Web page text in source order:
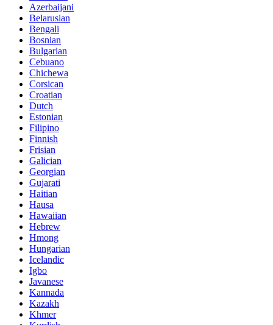
Azerbaijani
Belarusian
Bengali
Bosnian
Bulgarian
Cebuano
Chichewa
Corsican
Croatian
Dutch
Estonian
Filipino
Finnish
Frisian
Galician
Georgian
Gujarati
Haitian
Hausa
Hawaiian
Hebrew
Hmong
Hungarian
Icelandic
Igbo
Javanese
Kannada
Kazakh
Khmer